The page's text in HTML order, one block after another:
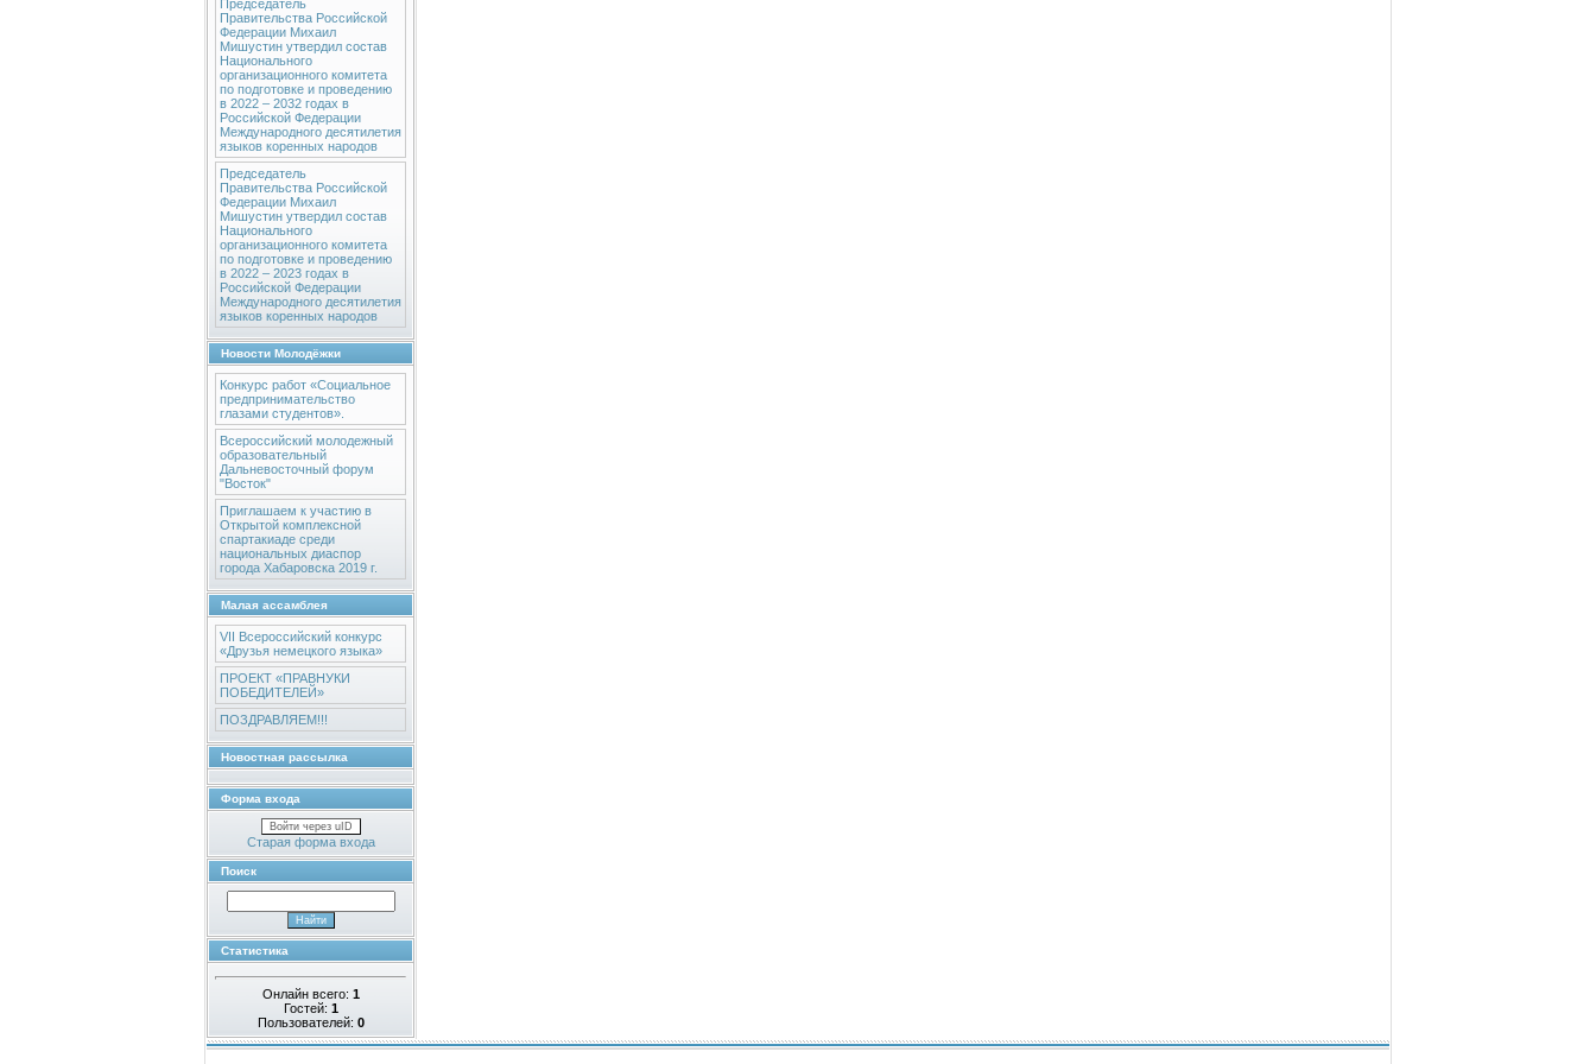
Председатель
Правительства Российской
Федерации Михаил
Мишустин утвердил состав
Национального
организационного комитета
по подготовке и проведению
в 2022 – 2032 годах в
Российской Федерации
Международного десятилетия
языков коренных народов
Председатель
Правительства Российской
Федерации Михаил
Мишустин утвердил состав
Национального
организационного комитета
по подготовке и проведению
в 2022 – 2023 годах в
Российской Федерации
Международного десятилетия
языков коренных народов
Новости Молодёжки
Конкурс работ «Социальное
предпринимательство
глазами студентов».
Всероссийский молодежный
образовательный
Дальневосточный форум
"Восток"
Приглашаем к участию в
Открытой комплексной
спартакиаде среди
национальных диаспор
города Хабаровска 2019 г.
Малая ассамблея
VII Всероссийский конкурс
«Друзья немецкого языка»
ПРОЕКТ «ПРАВНУКИ
ПОБЕДИТЕЛЕЙ»
ПОЗДРАВЛЯЕМ!!!
Новостная рассылка
Форма входа
Войти через uID
Старая форма входа
Поиск
Статистика
Онлайн всего: 1
Гостей: 1
Пользователей: 0